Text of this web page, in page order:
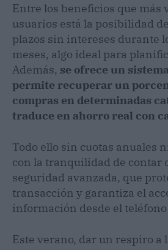
Entre los beneficios que más
usuarios está la posibilidad
plazos sin intereses durante
meses, algo ideal para
Además, se ofrece un
permite recuperar un
compras en determinadas
traduce en ahorro real con
Todo ello sin cuotas anuales
con la tranquilidad de contar
seguridad avanzada, que
transacción y garantiza el
información desde el
Este verano, dar un respiro a